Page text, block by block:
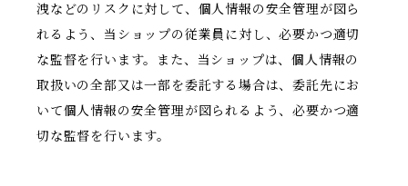
洩などのリスクに対して、個人情報の安全管理が図ら
れるよう、当ショップの従業員に対し、必要かつ適切
な監督を行います。また、当ショップは、個人情報の
取扱いの全部又は一部を委託する場合は、委託先にお
いて個人情報の安全管理が図られるよう、必要かつ適
切な監督を行います。